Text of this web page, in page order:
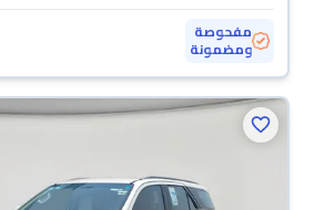
مفحوصة
ومضمونة